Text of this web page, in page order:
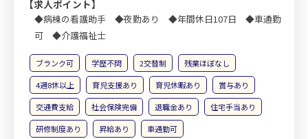
【求人ポイント】
◆病棟の看護助手 ◆夜勤あり ◆年間休日107日 ◆車通勤
可 ◆介護福祉士
ブランク可 学歴不問 2交替制
残業ほぼなし
4週8休以上
育児支援あり 育児休暇あり
賞与あり
交通費支給
社会保険完備 退職金あり
住宅手当あり
研修制度あり
昇給あり 車通勤可